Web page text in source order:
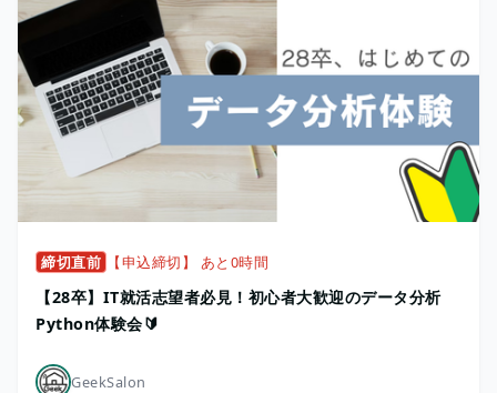
締切直前 【申込締切】 あと0時間
【28卒】IT就活志望者必見！初心者大歓迎のデータ分析
Python体験会🔰
GeekSalon